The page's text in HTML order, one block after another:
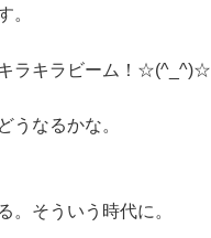
。
キラキラビーム！☆(^_^)☆
うなるかな。
。そういう時代に。